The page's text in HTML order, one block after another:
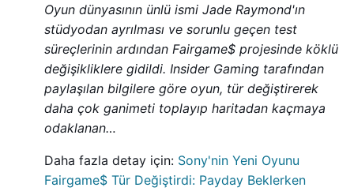
Oyun dünyasının ünlü ismi Jade Raymond'ın
stüdyodan ayrılması ve sorunlu geçen test
süreçlerinin ardından Fairgame$ projesinde köklü
değişikliklere gidildi. Insider Gaming tarafından
paylaşılan bilgilere göre oyun, tür değiştirerek
daha çok ganimeti toplayıp haritadan kaçmaya
odaklanan…
Daha fazla detay için: Sony'nin Yeni Oyunu
Fairgame$ Tür Değiştirdi: Payday Beklerken